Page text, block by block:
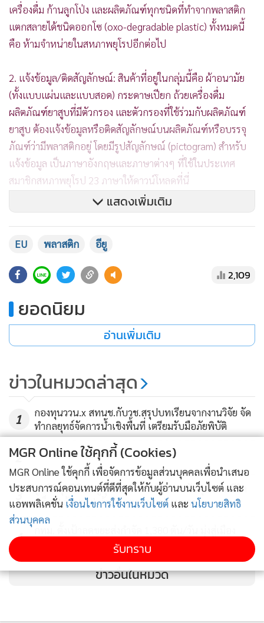
เครื่องดื่ม ก้านลูกโป่ง และผลิตภัณฑ์ทุกชนิดที่ทำจากพลาสติก
แตกสลายได้ชนิดออกโซ (oxo-degradable plastic) ทั้งหมดนี้
คือ ห้ามจำหน่ายในสหภาพยุโรปอีกต่อไป
2. แจ้งข้อมูล/ติดสัญลักษณ์: สินค้าที่อยู่ในกลุ่มนี้คือ ผ้าอนามัย
(ทั้งแบบแผ่นและแบบสอด) กระดาษเปียก ถ้วยเครื่องดื่ม
ผลิตภัณฑ์ยาสูบที่มีตัวกรอง และตัวกรองที่ใช้ร่วมกับผลิตภัณฑ์
ยาสูบ ต้องแจ้งข้อมูลหรือติดสัญลักษณ์บนผลิตภัณฑ์หรือบรรจุ
ภัณฑ์ว่ามีพลาสติกอยู่ โดยมีรูปสัญลักษณ์ (pictogram) สำหรับ
แจ้งข้อมูล เป็นภาษาอังกฤษและภาษาต่างๆ ที่ใช้ในประเทศ
สมาชิกสหภาพยุโรป 23 ภาษาให้ดาวน์โหลดที่นี่
3. ออกมาตรการลดการใช้ถ้วยเครื่องดื่มและภาชนะที่ทำจาก
พลาสติกแบบใช้ครั้งเดียวทิ้ง และแจ้งคณะกรรมาธิการยุโรป รวม
ทั้งเผยแพร่มาตรการนี้ให้ประชาชนทั่วไปทราบด้วย
4. ประเทศสมาชิกสหภาพยุโรปต้องปรับปรุงกฎหมาย ระเบียบ
นี่แค่บทเริ่มต้นเท่านั้น แต่ในปีต่อๆไปข้อบังคับใช้อื่นๆ จะมีผล
ตามมาเข้มงวดมากขึ้นอีก เช่น ปี 2024 ถ้าจะนำผลิตภัณฑ์ที่มีฝา
ปิดที่ทำจากพลาสติกมาวางขายในสหภาพยุโรป ผลิตภัณฑ์นั้น
ต้องเป็นผลิตภัณฑ์ที่เวลาเปิดแล้วฝายังต้องติดกับตัวภาชนะอยู่
(คือแกะฝา แยกฝาออกมาไม่ได้)
และอีกอย่างที่สำคัญมากคือ ผู้ผลิตพลาสติกแบบใช้ครั้งเดียวทิ้ง
ประเภทต่างๆ จะต้องรับผิดชอบค่าใช้จ่ายในการจัดการ
ผลิตภัณฑ์ที่ทิ้งในระบบเก็บขยะสาธารณะ ค่าใช้จ่ายในการ
ทำความสะอาดขยะ (การขนส่งและบำบัดของเสีย) และค่าใช้จ่าย
สำหรับสร้างความตระหนักรู้ (Awareness raising measure)
แสดงเพิ่มเติม
EU พลาสติก อียู
2,109
ยอดนิยม
อ่านเพิ่มเติม
ข่าวในหมวดล่าสุด
1
กองทุนววน.x สทนช.กับวช.สรุปบทเรียนจากงานวิจัย จัด
ทำกลยุทธ์จัดการน้ำเชิงพื้นที่ เตรียมรับมือภัยพิบัติ
2
3
มูลนิธิศุภนิมิตฯ ชูยุทธศาสตร์ 5 ปี ยกระดับคุณภาพชีวิต
‘เด็ก 4 ล้านคน’ พ้นวิกฤตความเปราะบาง
4
เศรษฐกิจหมุนเวียน เห็นผลได้ใน 4 ปี
ข่าวอื่นในหมวด
MGR Online ใช้คุกกี้ (Cookies)
MGR Online ใช้คุกกี้ เพื่อจัดการข้อมูลส่วนบุคคลเพื่อนำเสนอ
ประสบการณ์คอนเทนต์ที่ดีที่สุดให้กับผู้อ่านบนเว็บไซต์ และ
แอพพลิเคชั่น เงื่อนไขการใช้งานเว็บไซต์ และ นโยบายสิทธิ
ส่วนบุคคล
รับทราบ